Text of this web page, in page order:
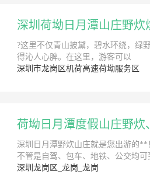
深圳荷坳日月潭山庄野炊
?这里不仅青山披黛，碧水环绕，绿
得沁人心脾。在这里，游客可以
深圳市龙岗区机荷高速荷坳服务区
荷坳日月潭度假山庄野
深圳日月潭野炊山庄就是您出游的
不管是自驾、包车、地铁、公交均可
深圳龙岗区_龙岗_龙岗